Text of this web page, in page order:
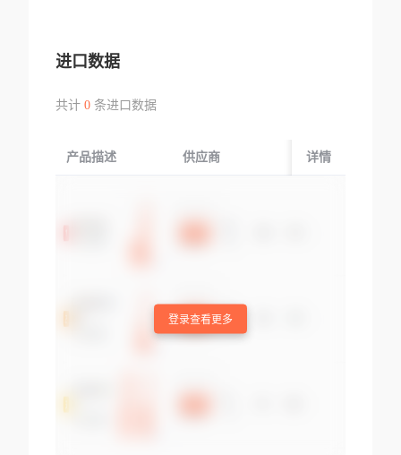
进口数据
共计 0条进口数据
产品描述 供应商 起运国/地区
详情
登录查看更多